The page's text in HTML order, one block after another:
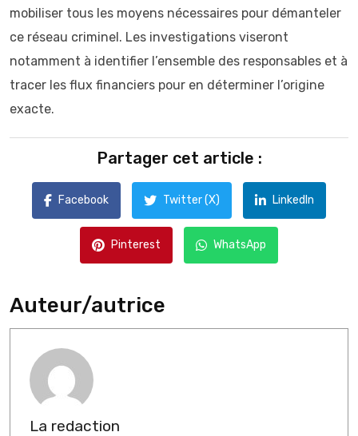
mobiliser tous les moyens nécessaires pour démanteler
ce réseau criminel. Les investigations viseront
notamment à identifier l’ensemble des responsables et à
tracer les flux financiers pour en déterminer l’origine
exacte.
Partager cet article :
Facebook Twitter (X) LinkedIn
Pinterest WhatsApp
Auteur/autrice
La redaction